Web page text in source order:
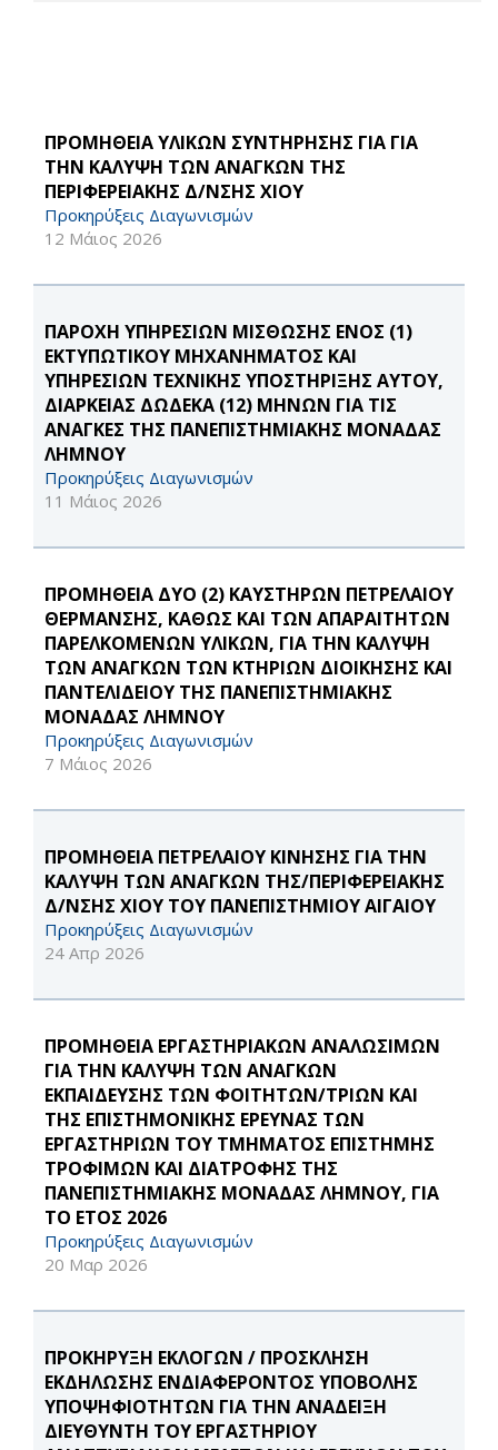
ΠΡΟΜΗΘΕΙΑ ΥΛΙΚΩΝ ΣΥΝΤΗΡΗΣΗΣ ΓΙΑ ΓΙΑ
ΤΗΝ ΚΑΛΥΨΗ ΤΩΝ ΑΝΑΓΚΩΝ ΤΗΣ
ΠΕΡΙΦΕΡΕΙΑΚΗΣ Δ/ΝΣΗΣ ΧΙΟΥ
Προκηρύξεις Διαγωνισμών
12 Μάιος 2026
ΠΑΡΟΧΗ ΥΠΗΡΕΣΙΩΝ ΜΙΣΘΩΣΗΣ ΕΝΟΣ (1)
ΕΚΤΥΠΩΤΙΚΟΥ ΜΗΧΑΝΗΜΑΤΟΣ ΚΑΙ
ΥΠΗΡΕΣΙΩΝ ΤΕΧΝΙΚΗΣ ΥΠΟΣΤΗΡΙΞΗΣ ΑΥΤΟΥ,
ΔΙΑΡΚΕΙΑΣ ΔΩΔΕΚΑ (12) ΜΗΝΩΝ ΓΙΑ ΤΙΣ
ΑΝΑΓΚΕΣ ΤΗΣ ΠΑΝΕΠΙΣΤΗΜΙΑΚΗΣ ΜΟΝΑΔΑΣ
ΛΗΜΝΟΥ
Προκηρύξεις Διαγωνισμών
11 Μάιος 2026
ΠΡΟΜΗΘΕΙΑ ΔΥΟ (2) ΚΑΥΣΤΗΡΩΝ ΠΕΤΡΕΛΑΙΟΥ
ΘΕΡΜΑΝΣΗΣ, ΚΑΘΩΣ ΚΑΙ ΤΩΝ ΑΠΑΡΑΙΤΗΤΩΝ
ΠΑΡΕΛΚΟΜΕΝΩΝ ΥΛΙΚΩΝ, ΓΙΑ ΤΗΝ ΚΑΛΥΨΗ
ΤΩΝ ΑΝΑΓΚΩΝ ΤΩΝ ΚΤΗΡΙΩΝ ΔΙΟΙΚΗΣΗΣ ΚΑΙ
ΠΑΝΤΕΛΙΔΕΙΟΥ ΤΗΣ ΠΑΝΕΠΙΣΤΗΜΙΑΚΗΣ
ΜΟΝΑΔΑΣ ΛΗΜΝΟΥ
Προκηρύξεις Διαγωνισμών
7 Μάιος 2026
ΠΡΟΜΗΘΕΙΑ ΠΕΤΡΕΛΑΙΟΥ ΚΙΝΗΣΗΣ ΓΙΑ ΤΗΝ
ΚΑΛΥΨΗ ΤΩΝ ΑΝΑΓΚΩΝ ΤΗΣ/ΠΕΡΙΦΕΡΕΙΑΚΗΣ
Δ/ΝΣΗΣ ΧΙΟΥ ΤΟΥ ΠΑΝΕΠΙΣΤΗΜΙΟΥ ΑΙΓΑΙΟΥ
Προκηρύξεις Διαγωνισμών
24 Απρ 2026
ΠΡΟΜΗΘΕΙΑ ΕΡΓΑΣΤΗΡΙΑΚΩΝ ΑΝΑΛΩΣΙΜΩΝ
ΓΙΑ ΤΗΝ ΚΑΛΥΨΗ ΤΩΝ ΑΝΑΓΚΩΝ
ΕΚΠΑΙΔΕΥΣΗΣ ΤΩΝ ΦΟΙΤΗΤΩΝ/ΤΡΙΩΝ ΚΑΙ
ΤΗΣ ΕΠΙΣΤΗΜΟΝΙΚΗΣ ΕΡΕΥΝΑΣ ΤΩΝ
ΕΡΓΑΣΤΗΡΙΩΝ ΤΟΥ ΤΜΗΜΑΤΟΣ ΕΠΙΣΤΗΜΗΣ
ΤΡΟΦΙΜΩΝ ΚΑΙ ΔΙΑΤΡΟΦΗΣ ΤΗΣ
ΠΑΝΕΠΙΣΤΗΜΙΑΚΗΣ ΜΟΝΑΔΑΣ ΛΗΜΝΟΥ, ΓΙΑ
ΤΟ ΕΤΟΣ 2026
Προκηρύξεις Διαγωνισμών
20 Μαρ 2026
ΠΡΟΚΗΡΥΞΗ ΕΚΛΟΓΩΝ / ΠΡΟΣΚΛΗΣΗ
ΕΚΔΗΛΩΣΗΣ ΕΝΔΙΑΦΕΡΟΝΤΟΣ ΥΠΟΒΟΛΗΣ
ΥΠΟΨΗΦΙΟΤΗΤΩΝ ΓΙΑ ΤΗΝ ΑΝΑΔΕΙΞΗ
ΔΙΕΥΘΥΝΤΗ ΤΟΥ ΕΡΓΑΣΤΗΡΙΟΥ